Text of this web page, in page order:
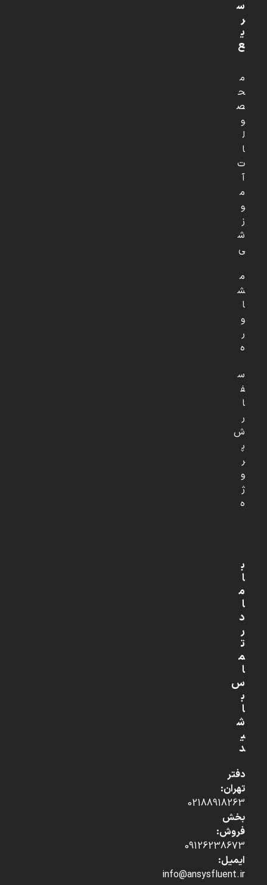
س
ر
ی
ع
م
ح
ص
و
ل
ا
ت
آ
م
و
ز
ش
ی
م
ش
ا
و
ر
ه
س
ف
ا
ر
ش
پ
ر
و
ژ
ه
ب
ا
م
ا
د
ر
ت
م
ا
س
ب
ا
ش
ی
د
دفتر
تهران:
02188918263
بخش
فروش:
09126238673
ایمیل:
info@ansysfluent.ir